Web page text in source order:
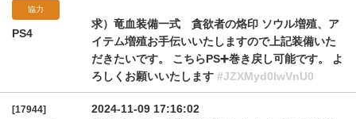
協力
PS4
求）竜血装備一式 貪欲者の烙印 ソウル増殖、ア
イテム増殖お手伝いいたしますので上記装備いた
だきたいです。 こちらPS➕巻き戻し可能です。 よ
ろしくお願いいたします #JZXMyd0IwVnU0
[17944]
2024-11-09 17:16:02